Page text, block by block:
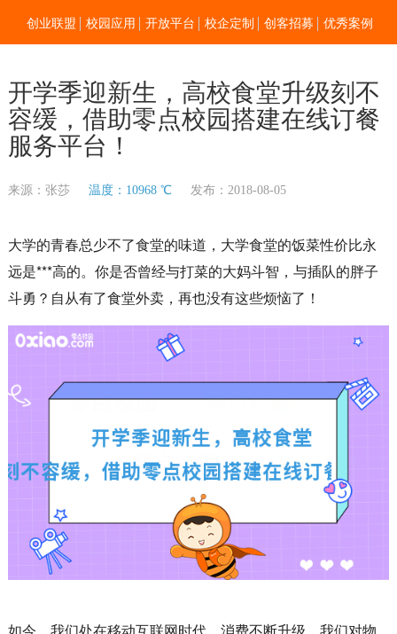
创业联盟 校园应用 开放平台 校企定制 创客招募 优秀案例
开学季迎新生，高校食堂升级刻不
容缓，借助零点校园搭建在线订餐
服务平台！
来源：张莎 温度：10968 ℃ 发布：2018-08-05
大学的青春总少不了食堂的味道，大学食堂的饭菜性价比永
远是***高的。你是否曾经与打菜的大妈斗智，与插队的胖子
斗勇？自从有了食堂外卖，再也没有这些烦恼了！
如今，我们处在移动互联网时代，消费不断升级，我们对物